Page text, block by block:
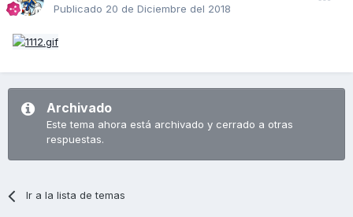
Publicado 20 de Diciembre del 2018
Archivado
Este tema ahora está archivado y cerrado a otras
respuestas.
Ir a la lista de temas